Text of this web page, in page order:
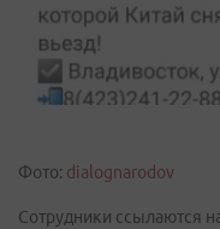
Фото: dialognarodov
Сотрудники ссылаются